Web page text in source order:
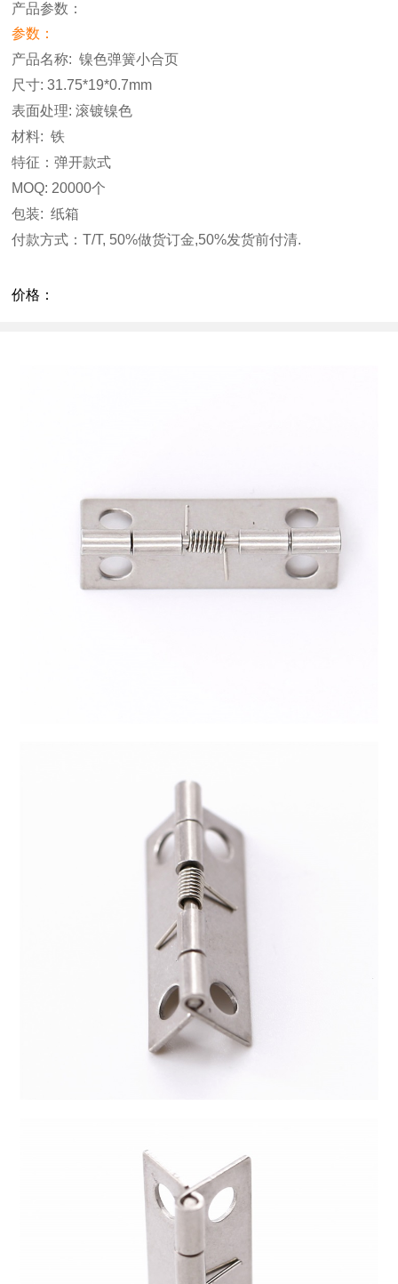
产品参数：
参数：
产品名称: 镍色弹簧小合页
尺寸: 31.75*19*0.7mm
表面处理: 滚镀镍色
材料:铁
特征：弹开款式
MOQ: 20000个
包装:纸箱
付款方式：T/T, 50%做货订金,50%发货前付清.
价格：